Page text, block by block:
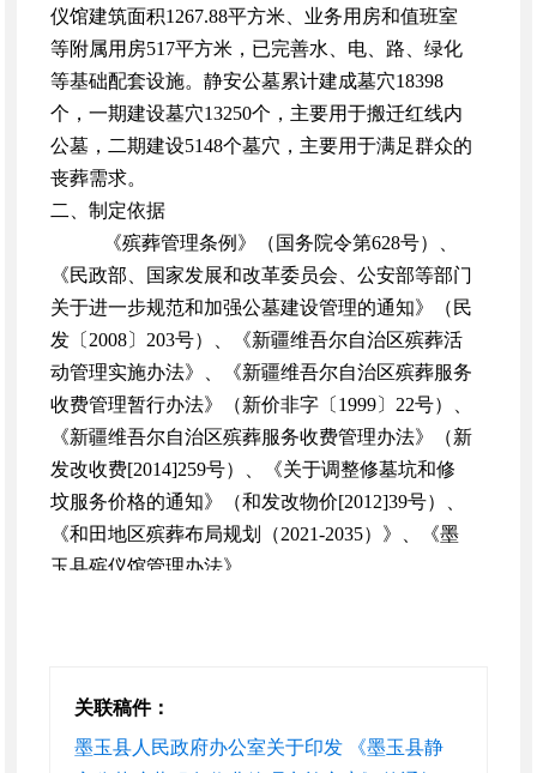
仪馆建筑面积1267.88平方米、业务用房和值班室
等附属用房517平方米，已完善水、电、路、绿化
等基础配套设施。静安公墓累计建成墓穴18398
个，一期建设墓穴13250个，主要用于搬迁红线内
公墓，二期建设5148个墓穴，主要用于满足群众的
丧葬需求。
二、制定依据
《殡葬管理条例》（国务院令第628号）、
《民政部、国家发展和改革委员会、公安部等部门
关于进一步规范和加强公墓建设管理的通知》（民
发〔2008〕203号）、《新疆维吾尔自治区殡葬活
动管理实施办法》、《新疆维吾尔自治区殡葬服务
收费管理暂行办法》（新价非字〔1999〕22号）、
《新疆维吾尔自治区殡葬服务收费管理办法》（新
发改收费[2014]259号）、《关于调整修墓坑和修
坟服务价格的通知》（和发改物价[2012]39号）、
《和田地区殡葬布局规划（2021-2035）》、《墨
玉县殡仪馆管理办法》。
（一）基本殡葬服务收费包含建墓费、墓穴占地
（二）选择性殡葬服务收费是指由逝者亲属自愿选
关联稿件：
墨玉县人民政府办公室关于印发 《墨玉县静